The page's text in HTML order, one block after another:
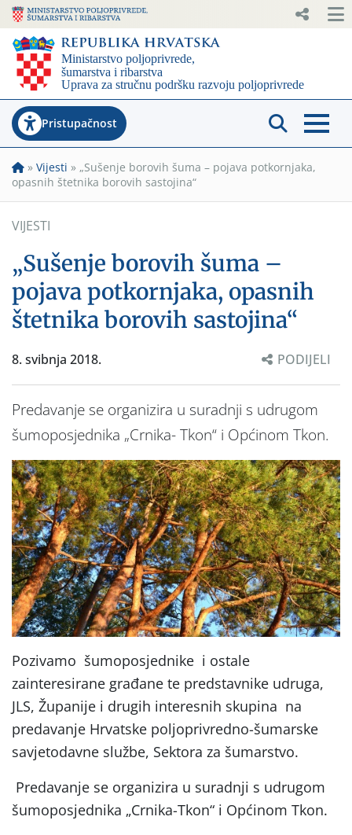
Pristupačnost
» Vijesti » „Sušenje borovih šuma – pojava potkornjaka,
opasnih štetnika borovih sastojina“
VIJESTI
„Sušenje borovih šuma –
pojava potkornjaka, opasnih
štetnika borovih sastojina“
8. svibnja 2018. PODIJELI
Predavanje se organizira u suradnji s udrugom
šumoposjednika „Crnika- Tkon“ i Općinom Tkon.
Pozivamo šumoposjednike i ostale
zainteresirane građane te predstavnike udruga,
JLS, Županije i drugih interesnih skupina na
predavanje Hrvatske poljoprivredno-šumarske
savjetodavne službe, Sektora za šumarstvo.
Predavanje se organizira u suradnji s udrugom
šumoposjednika „Crnika-Tkon“ i Općinom Tkon.